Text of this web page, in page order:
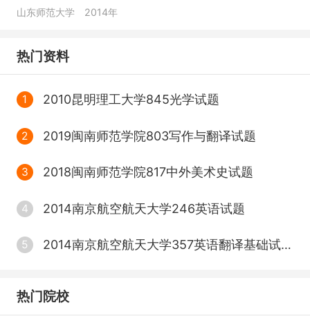
山东师范大学 2014年
热门资料
1 2010昆明理工大学845光学试题
2 2019闽南师范学院803写作与翻译试题
3 2018闽南师范学院817中外美术史试题
4 2014南京航空航天大学246英语试题
5 2014南京航空航天大学357英语翻译基础试题
热门院校